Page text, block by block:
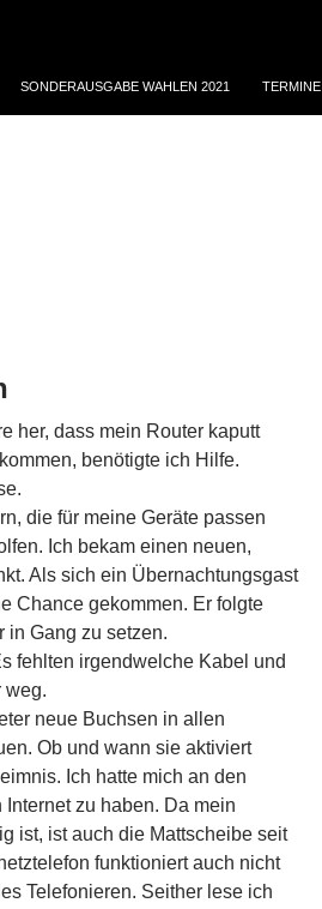
SONDERAUSGABE WAHLEN 2021 TERMINE
her, dass mein Router kaputt
benötigte ich Hilfe.
die für meine Geräte passen
Ich bekam einen neuen,
Als sich ein Übernachtungsgast
Chance gekommen. Er folgte
in Gang zu setzen.
fehlten irgendwelche Kabel und
weg.
neue Buchsen in allen
Ob und wann sie aktiviert
Ich hatte mich an den
zu haben. Da mein
ist, ist auch die Mattscheibe seit
funktioniert auch nicht
Telefonieren. Seither lese ich